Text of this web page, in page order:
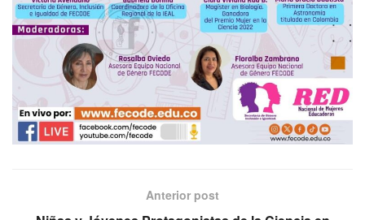
Anterior post